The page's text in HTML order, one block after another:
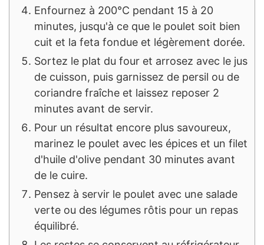
Enfournez à 200°C pendant 15 à 20
minutes, jusqu'à ce que le poulet soit bien
cuit et la feta fondue et légèrement dorée.
Sortez le plat du four et arrosez avec le jus
de cuisson, puis garnissez de persil ou de
coriandre fraîche et laissez reposer 2
minutes avant de servir.
Pour un résultat encore plus savoureux,
marinez le poulet avec les épices et un filet
d'huile d'olive pendant 30 minutes avant
de le cuire.
Pensez à servir le poulet avec une salade
verte ou des légumes rôtis pour un repas
équilibré.